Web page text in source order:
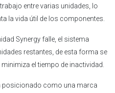
entre varias unidades, lo
la vida útil de los componentes.
Synergy falle, el sistema
restantes, de esta forma se
el tiempo de inactividad.
posicionado como una marca